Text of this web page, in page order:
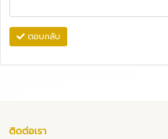
ตอบกลับ
ติดต่อเรา